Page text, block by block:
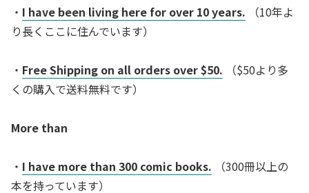
・ I have been living here for over 10 years. （10年よ
り長くここに住んでいます）
・ Free Shipping on all orders over $50. （$50より多
くの購入で送料無料です）
More than
・ I have more than 300 comic books. （300冊以上の
本を持っています）